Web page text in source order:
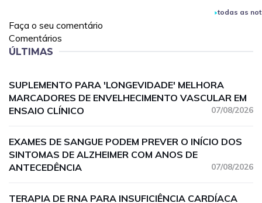
todas as
Faça o seu comentário
Comentários
ÚLTIMAS
SUPLEMENTO PARA 'LONGEVIDADE' MELHORA
MARCADORES DE ENVELHECIMENTO VASCULAR EM
ENSAIO CLÍNICO
07/08/2026
EXAMES DE SANGUE PODEM PREVER O INÍCIO DOS
SINTOMAS DE ALZHEIMER COM ANOS DE
ANTECEDÊNCIA
07/08/2026
TERAPIA DE RNA PARA INSUFICIÊNCIA CARDÍACA